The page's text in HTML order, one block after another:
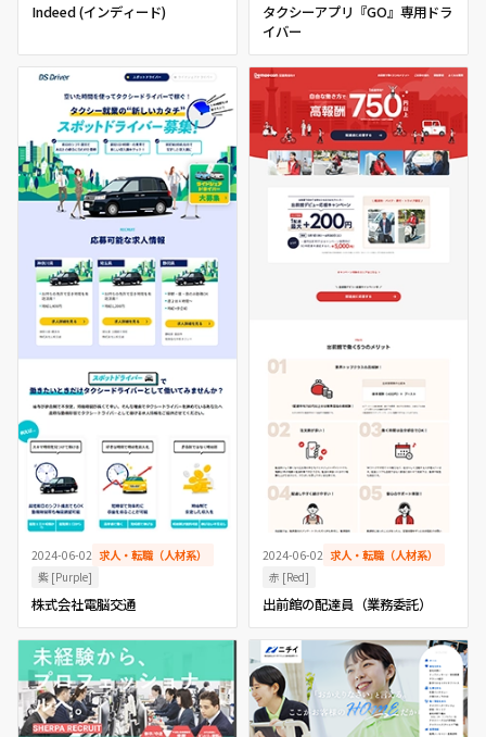
Indeed (インディード)
タクシーアプリ『GO』専用ドラ
イバー
2024-06-02 求人・転職（人材系）
紫 [Purple]
株式会社電脳交通
2024-06-02 求人・転職（人材系）
赤 [Red]
出前館の配達員（業務委託）